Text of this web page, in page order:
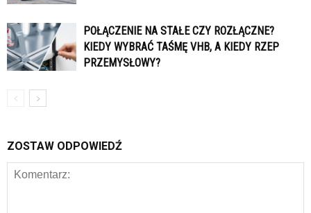
POŁĄCZENIE NA STAŁE CZY ROZŁĄCZNE?
KIEDY WYBRAĆ TAŚMĘ VHB, A KIEDY RZEP
PRZEMYSŁOWY?
ZOSTAW ODPOWIEDŹ